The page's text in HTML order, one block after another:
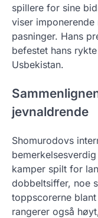
spillere for sine
viser
pasninger. Hans
befestet hans
Usbekistan.
jevnaldrende
Shomurodovs
kamper spilt for
dobbeltsiffer, noe
toppscorerne
rangerer også